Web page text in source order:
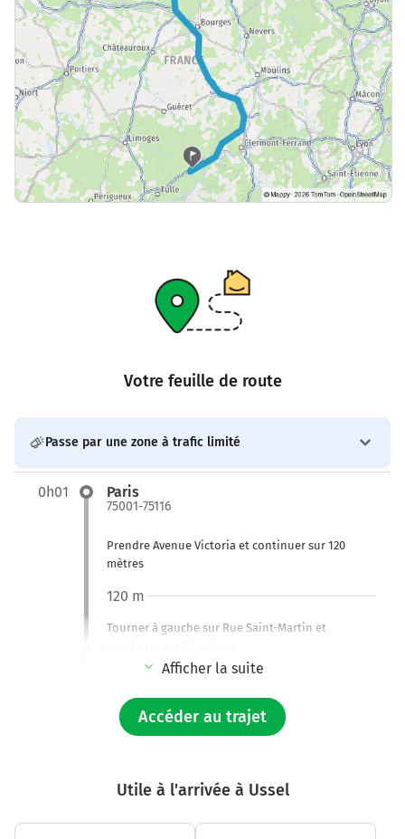
Votre feuille de route
Passe par une zone à trafic limité
0h01 Paris
75001-75116
Prendre Avenue Victoria et continuer sur 120
mètres
Tourner à gauche sur Rue Saint-Martin et
120 m
Tourner à gauche sur Quai de Gesvres et
continuer sur 150 mètres
Continuer Quai de l'Hôtel de Ville sur 600 mètres
950 m
Afficher la suite
Accéder au trajet
Utile à l'arrivée à Ussel